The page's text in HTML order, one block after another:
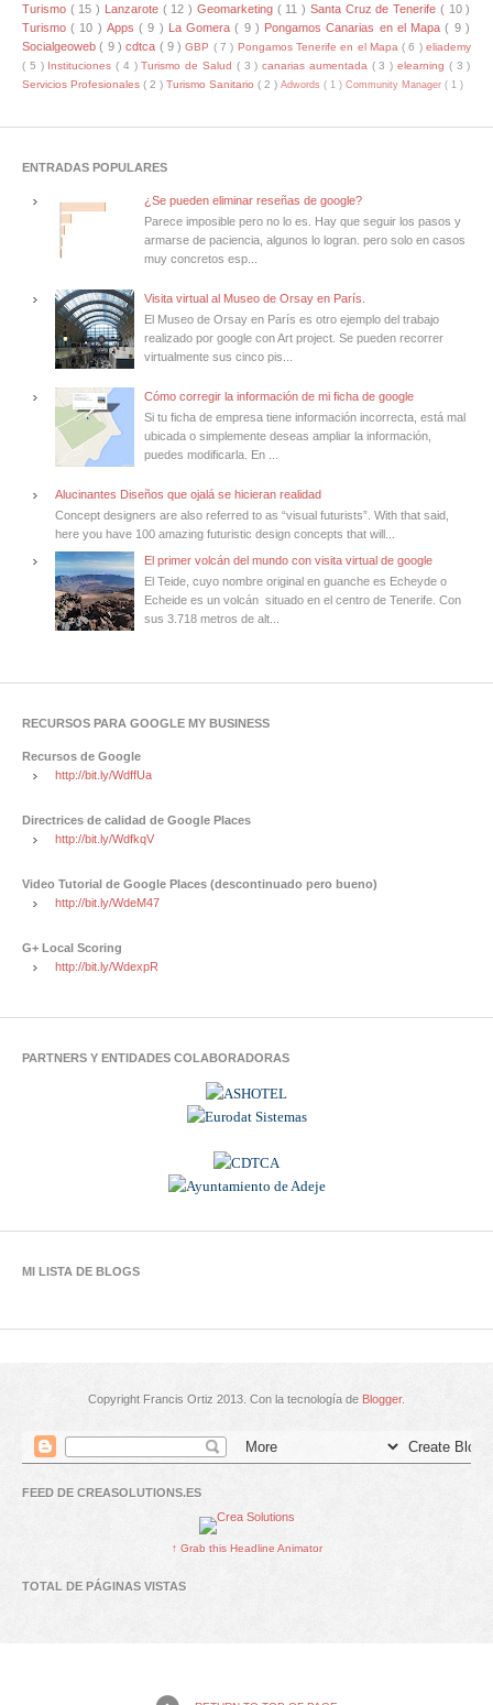
Turismo ( 15 ) Lanzarote ( 12 ) Geomarketing ( 11 ) Santa Cruz de Tenerife ( 10 )
Turismo( 10 ) Apps( 9 ) La Gomera( 9 ) Pongamos Canarias en el Mapa( 9 )
Socialgeoweb( 9 )cdtca ( 9 )GBP ( 7 ) Pongamos Tenerife en el Mapa( 6 )eliademy
( 5 ) Instituciones( 4 )Turismo de Salud ( 3 )canarias aumentada ( 3 ) elearning ( 3 )
Servicios Profesionales ( 2 ) Turismo Sanitario ( 2 ) Adwords ( 1 ) Community Manager ( 1 )
ENTRADAS POPULARES
¿Se pueden eliminar reseñas de google?
Parece imposible pero no lo es. Hay que seguir los pasos y
armarse de paciencia, algunos lo logran. pero solo en casos
muy concretos esp...
Visita virtual al Museo de Orsay en París.
El Museo de Orsay en París es otro ejemplo del trabajo
realizado por google con Art project. Se pueden recorrer
virtualmente sus cinco pis...
Cómo corregir la información de mi ficha de google
Si tu ficha de empresa tiene información incorrecta, está mal
ubicada o simplemente deseas ampliar la información,
puedes modificarla. En ...
Alucinantes Diseños que ojalá se hicieran realidad
Concept designers are also referred to as “visual futurists”. With that said,
here you have 100 amazing futuristic design concepts that will...
El primer volcán del mundo con visita virtual de google
El Teide, cuyo nombre original en guanche es Echeyde o
Echeide es un volcán situado en el centro de Tenerife. Con
sus 3.718 metros de alt...
RECURSOS PARA GOOGLE MY BUSINESS
Recursos de Google
http://bit.ly/WdffUa
Directrices de calidad de Google Places
http://bit.ly/WdfkqV
Video Tutorial de Google Places (descontinuado pero bueno)
http://bit.ly/WdeM47
G+ Local Scoring
http://bit.ly/WdexpR
PARTNERS Y ENTIDADES COLABORADORAS
MI LISTA DE BLOGS
Copyright Francis Ortiz 2013. Con la tecnología de Blogger.
FEED DE CREASOLUTIONS.ES
↑ Grab this Headline Animator
TOTAL DE PÁGINAS VISTAS